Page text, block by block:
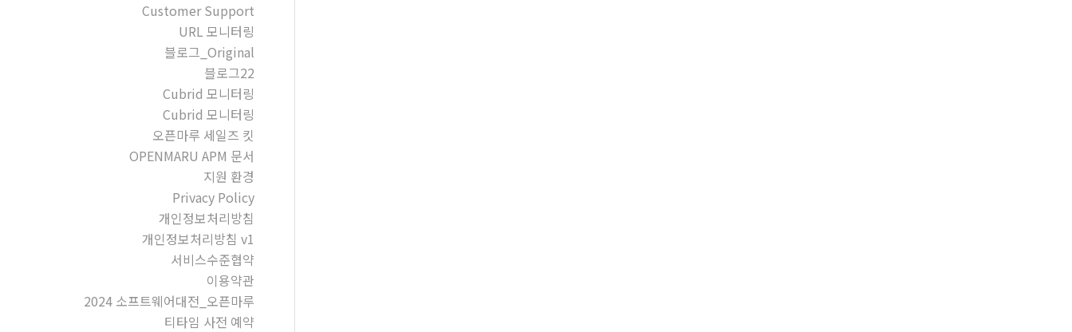
Customer Support
URL 모니터링
블로그_Original
블로그22
Cubrid 모니터링
Cubrid 모니터링
오픈마루 세일즈 킷
OPENMARU APM 문서
지원 환경
Privacy Policy
개인정보처리방침
개인정보처리방침 v1
서비스수준협약
이용약관
2024 소프트웨어대전_오픈마루
티타임 사전 예약